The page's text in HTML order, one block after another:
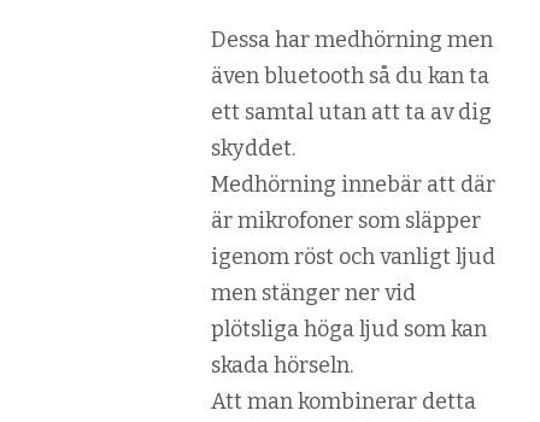
Dessa har medhörning men
även bluetooth så du kan ta
ett samtal utan att ta av dig
skyddet.
Medhörning innebär att där
är mikrofoner som släpper
igenom röst och vanligt ljud
men stänger ner vid
plötsliga höga ljud som kan
skada hörseln.
Att man kombinerar detta